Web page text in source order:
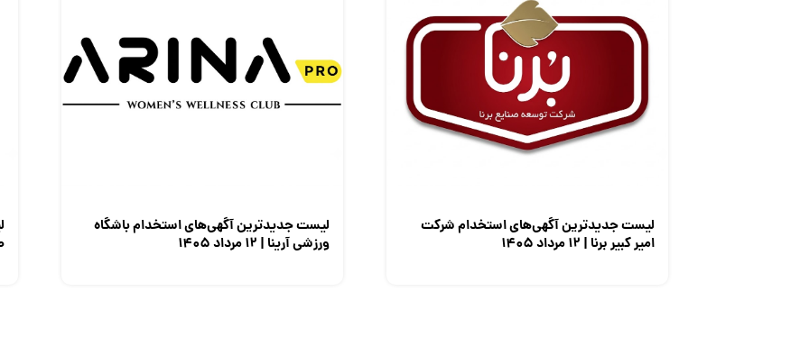
لیست جدیدترین آگهی‌های استخدام شرکت
امیر کبیر برنا | ۱۲ مرداد ۱۴۰۵
لیست جدیدترین آگهی‌های استخدام باشگاه
ورزشی آرینا | ۱۲ مرداد ۱۴۰۵